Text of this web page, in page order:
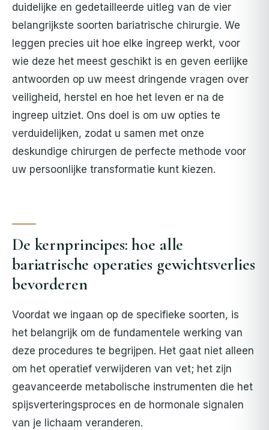
duidelijke en gedetailleerde uitleg van de vier
belangrijkste soorten bariatrische chirurgie. We
leggen precies uit hoe elke ingreep werkt, voor
wie deze het meest geschikt is en geven eerlijke
antwoorden op uw meest dringende vragen over
veiligheid, herstel en hoe het leven er na de
ingreep uitziet. Ons doel is om uw opties te
verduidelijken, zodat u samen met onze
deskundige chirurgen de perfecte methode voor
uw persoonlijke transformatie kunt kiezen.
De kernprincipes: hoe alle
bariatrische operaties gewichtsverlies
bevorderen
Voordat we ingaan op de specifieke soorten, is
het belangrijk om de fundamentele werking van
deze procedures te begrijpen. Het gaat niet alleen
om het operatief verwijderen van vet; het zijn
geavanceerde metabolische instrumenten die het
spijsverteringsproces en de hormonale signalen
van je lichaam veranderen.